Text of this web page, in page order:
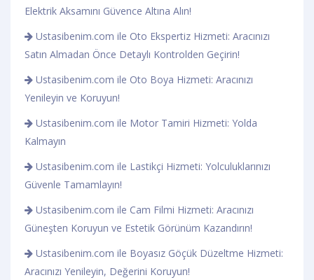
Elektrik Aksamını Güvence Altına Alın!
Ustasibenim.com ile Oto Ekspertiz Hizmeti: Aracınızı
Satın Almadan Önce Detaylı Kontrolden Geçirin!
Ustasibenim.com ile Oto Boya Hizmeti: Aracınızı
Yenileyin ve Koruyun!
Ustasibenim.com ile Motor Tamiri Hizmeti: Yolda
Kalmayın
Ustasibenim.com ile Lastikçi Hizmeti: Yolculuklarınızı
Güvenle Tamamlayın!
Ustasibenim.com ile Cam Filmi Hizmeti: Aracınızı
Güneşten Koruyun ve Estetik Görünüm Kazandırın!
Ustasibenim.com ile Boyasız Göçük Düzeltme Hizmeti:
Aracınızı Yenileyin, Değerini Koruyun!